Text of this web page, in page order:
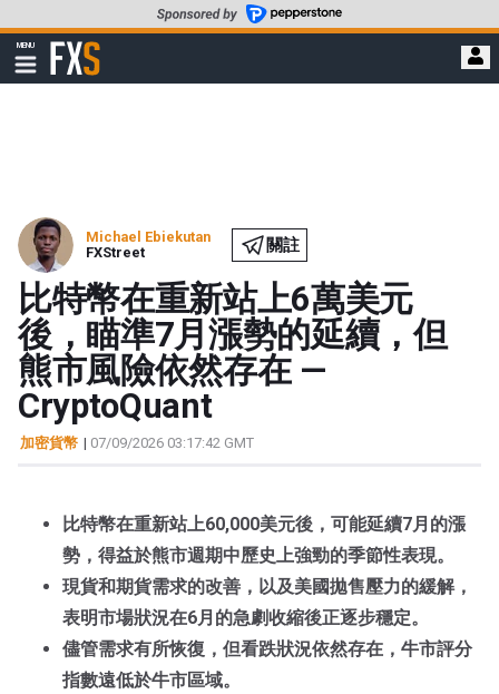
至
要
MENU
顯
示
FXStreet
Michael Ebiekutan
FXStreet
關註
比特幣在重新站上6萬美元
後，瞄準7月漲勢的延續，但
熊市風險依然存在 —
CryptoQuant
加密貨幣 | 07/09/2026 03:17:42 GMT
比特幣在重新站上60,000美元後，可能延續7月的漲
勢，得益於熊市週期中歷史上強勁的季節性表現。
現貨和期貨需求的改善，以及美國拋售壓力的緩解，
表明市場狀況在6月的急劇收縮後正逐步穩定。
儘管需求有所恢復，但看跌狀況依然存在，牛市評分
指數遠低於牛市區域。